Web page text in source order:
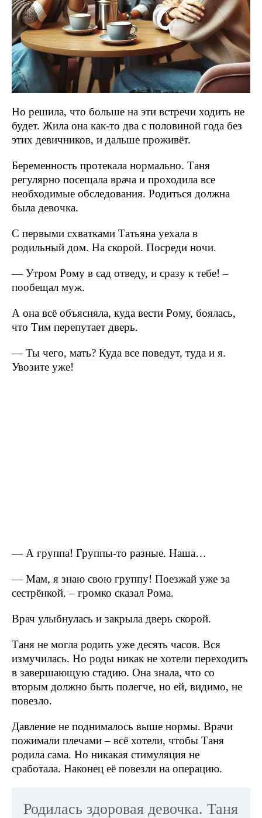
Но решила, что больше на эти встречи ходить не
будет. Жила она как-то два с половиной года без
этих девичников, и дальше проживёт.
Беременность протекала нормально. Таня
регулярно посещала врача и проходила все
необходимые обследования. Родиться должна
была девочка.
С первыми схватками Татьяна уехала в
родильный дом. На скорой. Посреди ночи.
— Утром Рому в сад отведу, и сразу к тебе! –
пообещал муж.
А она всё объясняла, куда вести Рому, боялась,
что Тим перепутает дверь.
— Ты чего, мать? Куда все поведут, туда и я.
Увозите уже!
— А группа! Группы-то разные. Наша…
— Мам, я знаю свою группу! Поезжай уже за
сестрёнкой. – громко сказал Рома.
Врач улыбнулась и закрыла дверь скорой.
Таня не могла родить уже десять часов. Вся
измучилась. Но роды никак не хотели переходить
в завершающую стадию. Она знала, что со
вторым должно быть полегче, но ей, видимо, не
повезло.
Давление не поднималось выше нормы. Врачи
пожимали плечами – всё хотели, чтобы Таня
родила сама. Но никакая стимуляция не
сработала. Наконец её повезли на операцию.
Родилась здоровая девочка. Таня